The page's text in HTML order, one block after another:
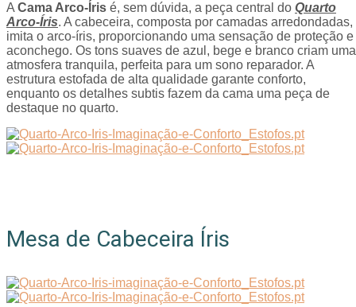
ACama Arco-Íris é, sem dúvida, a peça central do Quarto
Arco-Íris. A cabeceira, composta por camadas arredondadas,
imita o arco-íris, proporcionando uma sensação de proteção e
aconchego. Os tons suaves de azul, bege e branco criam uma
atmosfera tranquila, perfeita para um sono reparador. A
estrutura estofada de alta qualidade garante conforto,
enquanto os detalhes subtis fazem da cama uma peça de
destaque no quarto.
Mesa de Cabeceira Íris